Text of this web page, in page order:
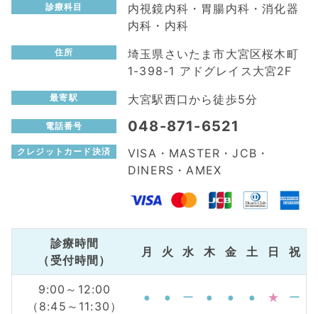
診療科目
内視鏡内科・胃腸内科・消化器
内科・内科
住所
埼玉県さいたま市大宮区桜木町
1-398-1 アドグレイス大宮2F
最寄駅 大宮駅西口から徒歩5分
電話番号 048-871-6521
クレジットカード決済
VISA・MASTER・JCB・
DINERS・AMEX
診療時間
（受付時間）
月 火 水 木 金 土 日 祝
9:00～12:00
（8:45～11:30）
● ● ー ● ● ● ★ ー